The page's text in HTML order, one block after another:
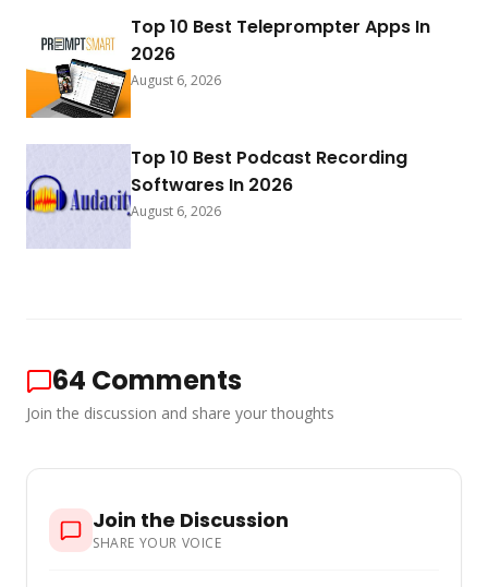
Top 10 Best Teleprompter Apps In
2026
August 6, 2026
Top 10 Best Podcast Recording
Softwares In 2026
August 6, 2026
64 Comments
Join the discussion and share your thoughts
Join the Discussion
SHARE YOUR VOICE